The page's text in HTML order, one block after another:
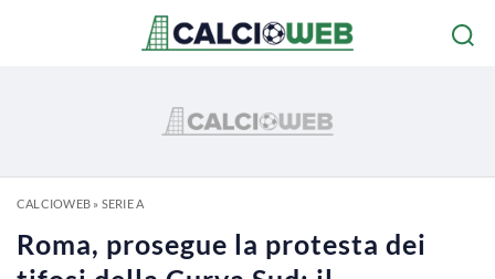
CALCIOWEB» SERIE A
Roma, prosegue la protesta dei